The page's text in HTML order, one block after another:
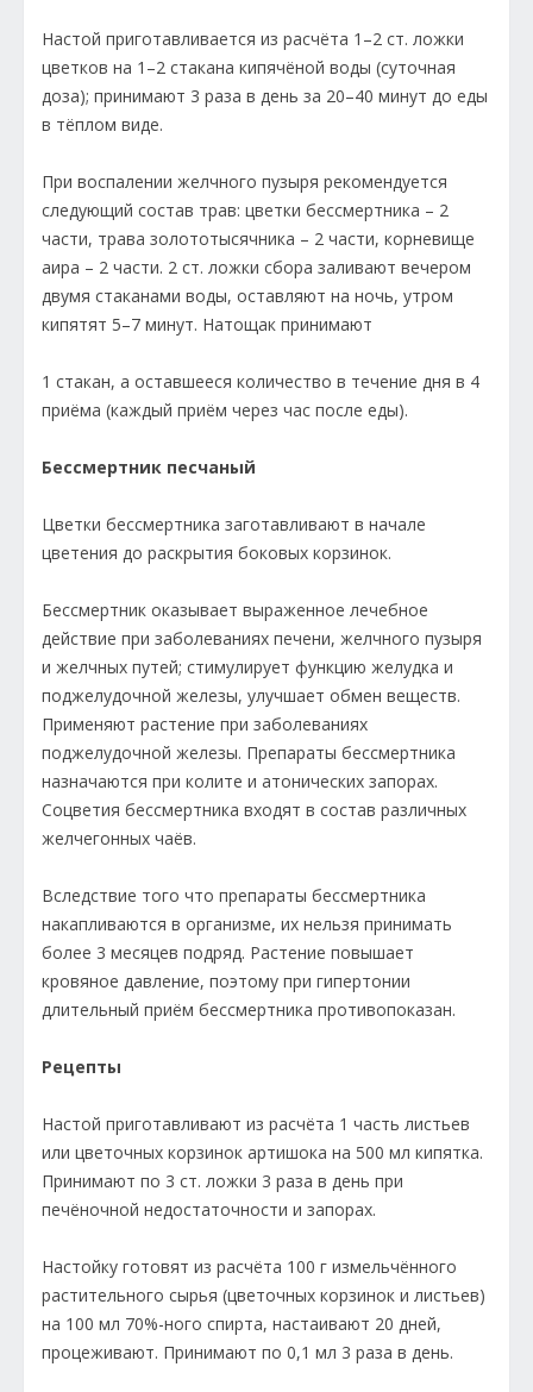
Настой приготавливается из расчёта 1–2 ст. ложки
цветков на 1–2 стакана кипячёной воды (суточная
доза); принимают 3 раза в день за 20–40 минут до еды
в тёплом виде.
При воспалении желчного пузыря рекомендуется
следующий состав трав: цветки бессмертника – 2
части, трава золототысячника – 2 части, корневище
аира – 2 части. 2 ст. ложки сбора заливают вечером
двумя стаканами воды, оставляют на ночь, утром
кипятят 5–7 минут. Натощак принимают
1 стакан, а оставшееся количест­во в течение дня в 4
приёма (каждый приём через час после еды).
Бессмертник песчаный
Цветки бессмертника заготавливают в начале
цветения до раскрытия боковых корзинок.
Бессмертник оказывает выраженное лечебное
действие при заболеваниях печени, желчного пузыря
и желчных путей; стимулирует функцию желудка и
поджелудочной железы, улучшает обмен веществ.
Применяют растение при заболеваниях
поджелудочной железы. Препараты бессмертника
назначаются при колите и атонических запорах.
Соцветия бессмертника входят в состав различных
желчегонных чаёв.
Вследствие того что препараты бессмертника
накапливаются в организме, их нельзя принимать
более 3 месяцев подряд. Растение повышает
кровяное давление, поэтому при гипертонии
длительный приём бессмертника противопоказан.
Рецепты
Настой приготавливают из расчёта 1 часть листьев
или цветочных корзинок артишока на 500 мл кипятка.
Принимают по 3 ст. ложки 3 раза в день при
печёночной недостаточности и запорах.
Настойку готовят из расчёта 100 г измельчённого
растительного сырья (цветочных корзинок и листьев)
на 100 мл 70%-ного спирта, настаивают 20 дней,
процеживают. Принимают по 0,1 мл 3 раза в день.